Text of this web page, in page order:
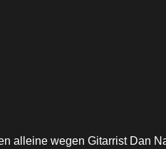
alleine wegen Gitarrist Dan